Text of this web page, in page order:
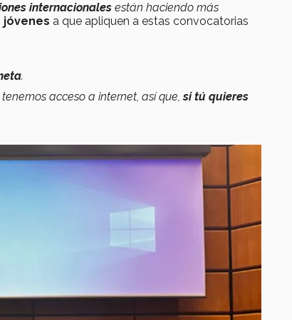
internacionales están haciendo más
jóvenes a que apliquen a estas convocatorias
.
acceso a internet, así que,si tú quieres